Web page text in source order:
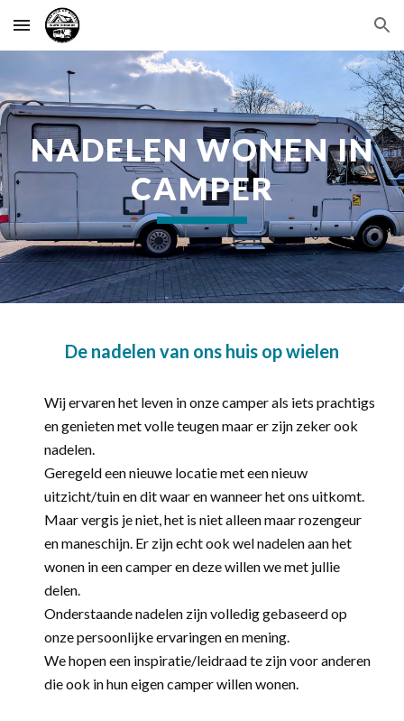
Skip to main content Skip to navigation
NADELEN WONEN IN
CAMPER
De nadelen van ons huis op wielen
Wij ervaren het leven in onze camper als iets prachtigs
en genieten met volle teugen maar er zijn zeker ook
nadelen.
Geregeld een nieuwe locatie met een nieuw
uitzicht/tuin en dit waar en wanneer het ons uitkomt.
Maar vergis je niet, het is niet alleen maar rozengeur
en maneschijn. Er zijn echt ook wel nadelen aan het
wonen in een camper en deze willen we met jullie
delen.
Onderstaande nadelen zijn volledig gebaseerd op
onze persoonlijke ervaringen en mening.
We hopen een inspiratie/leidraad te zijn voor anderen
die ook in hun eigen camper willen wonen.